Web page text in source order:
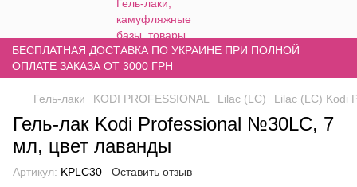
БЕСПЛАТНАЯ ДОСТАВКА ПО УКРАИНЕ ПРИ ПОЛНОЙ
ОПЛАТЕ ЗАКАЗА ОТ 3000 ГРН
Гель-лаки KODI PROFESSIONAL Lilac (LC) Lilac (LC) Kodi
Гель-лак Kodi Professional №30LC, 7
мл, цвет лаванды
Артикул: KPLC30 Оставить отзыв